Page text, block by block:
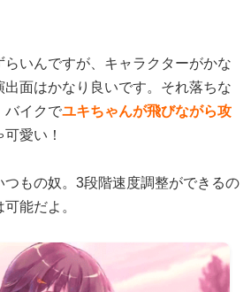
らいんですが、キャラクターがかな
出面はかなり良いです。それ落ちな
バイクでユキちゃんが飛びながら攻
愛い！
もの奴。3段階速度調整ができるの
能だよ。